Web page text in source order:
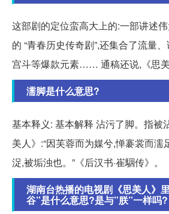
这部剧的定位蛮高大上的:一部讲述
的 “青春历史传奇剧”,还集合了流量、
宫斗等爆款元素…… 通稿还说,《思美
濡脚是什么意思?
基本释义: 基本解释 沾污了脚。指被
美人》:“因芙蓉而为媒兮,惮褰裳而濡
浞,被垢浊也。”《后汉书·崔駰传》。
湖南台热播的电视剧《思美人》
谷”是什么意思?是与”朕”一样吗?